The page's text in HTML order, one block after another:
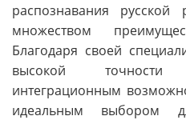
распознавания русской
множеством
Благодаря своей
высокой
интеграционным
идеальным выбором